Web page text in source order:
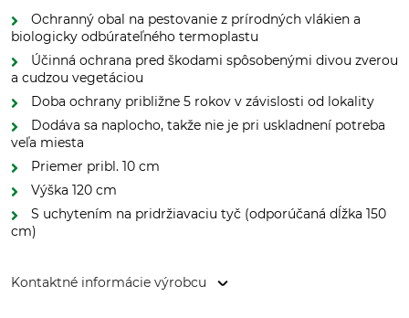
Ochranný obal na pestovanie z prírodných vlákien a
biologicky odbúrateľného termoplastu
Účinná ochrana pred škodami spôsobenými divou zverou
a cudzou vegetáciou
Doba ochrany približne 5 rokov v závislosti od lokality
Dodáva sa naplocho, takže nie je pri uskladnení potreba
veľa miesta
Priemer pribl. 10 cm
Výška 120 cm
S uchytením na pridržiavaciu tyč (odporúčaná dĺžka 150
cm)
Kontaktné informácie výrobcu